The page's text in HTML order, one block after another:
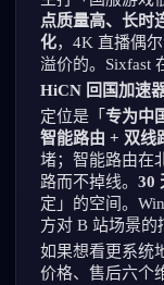
点质量高、长时
化，4K 直播偶
溢价的。Sixfast
HiCN 回国加速
定位是「 专为中
智能路由 + 双线
堵；智能路由在
路而不掉线。 30
定」的空间。
方对 B 站场景的
如果想看更系统
价格、售后六个